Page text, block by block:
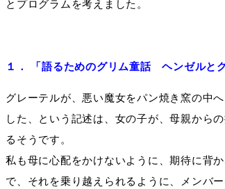
とプログラムを考えました。
１． 「語るためのグリム童話 ヘンゼルとグ
グレーテルが、悪い魔女をパン焼き窯の中
した、という記述は、女の子が、母親から
るそうです。
私も母に心配をかけないように、期待に背
で、それを乗り越えられるように、メンバ